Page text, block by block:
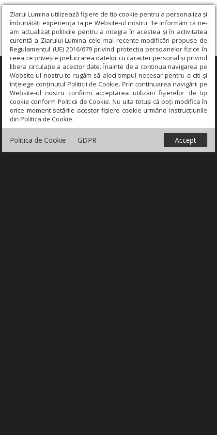
Ziarul Lumina utilizează fişiere de tip cookie pentru a personaliza și
îmbunătăți experiența ta pe Website-ul nostru. Te informăm că ne-
am actualizat politicile pentru a integra în acestea și în activitatea
curentă a Ziarului Lumina cele mai recente modificări propuse de
Regulamentul (UE) 2016/679 privind protecția persoanelor fizice în
ceea ce privește prelucrarea datelor cu caracter personal și privind
libera circulație a acestor date. Înainte de a continua navigarea pe
Website-ul nostru te rugăm să aloci timpul necesar pentru a citi și
înțelege conținutul Politicii de Cookie. Prin continuarea navigării pe
Website-ul nostru confirmi acceptarea utilizării fişierelor de tip
cookie conform Politicii de Cookie. Nu uita totuși că poți modifica în
orice moment setările acestor fişiere cookie urmând instrucțiunile
din Politica de Cookie.
Politica de Cookie GDPR Accept
×